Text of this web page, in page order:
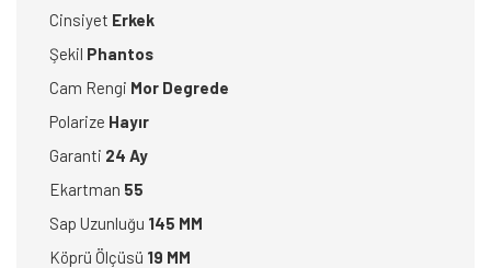
Cinsiyet Erkek
Şekil Phantos
Cam Rengi Mor Degrede
Polarize Hayır
Garanti 24 Ay
Ekartman 55
Sap Uzunluğu 145 MM
Köprü Ölçüsü 19 MM